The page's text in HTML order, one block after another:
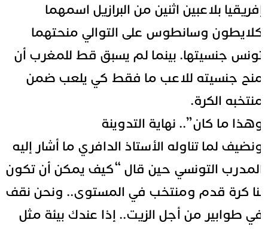
بلاعبين اثنين من البرازيل اسمهما
وسانطوس على التوالي منحتهما
جنسيتها. بينما لم يسبق قط للمغرب أن
جنسيته للاعب ما فقط كي يلعب ضمن
الكرة.
ما كان”.. نهاية التدوينة
لما تناوله الأستاذ الدافري ما أشار إليه
التونسي حين قال “كيف يمكن أن تكون
كرة قدم ومنتخب في المستوى.. ونحن نقف
طوابير من أجل الزيت.. إذا عندك بيئة مثل